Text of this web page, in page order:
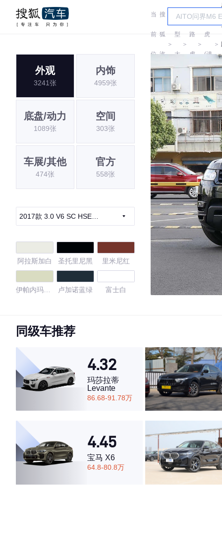
当
前
位
置:
搜
狐
汽
＞
车
型
大
＞
路
虎
＞
路
虎
(进
口)
＞
外观
3241张
内饰
4959张
底盘/动力
1089张
空间
303张
车展/其他
474张
官方
558张
2017款 3.0 V6 SC HSE
阿拉斯加白 圣托里尼黑 里米尼红
伊帕内玛沙
卢加诺蓝绿 富士白
卢瓦尔河蓝
巴罗洛黑 夏布利酒青 蒙塔奇诺红
蓝
纳尔维克黑
利古里亚黑 韦比耶银 竞速绿
同级车推荐
4.32
玛莎拉蒂
Levante
86.68-91.78万
4.45
宝马 X6
64.8-80.8万